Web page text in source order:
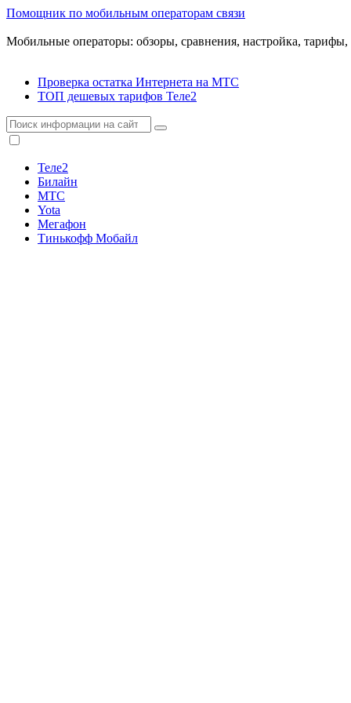
Помощник по мобильным операторам связи
Мобильные операторы: обзоры, сравнения, настройка,
Проверка остатка Интернета на МТС
ТОП дешевых тарифов Теле2
Теле2
Билайн
МТС
Yota
Мегафон
Тинькофф Мобайл